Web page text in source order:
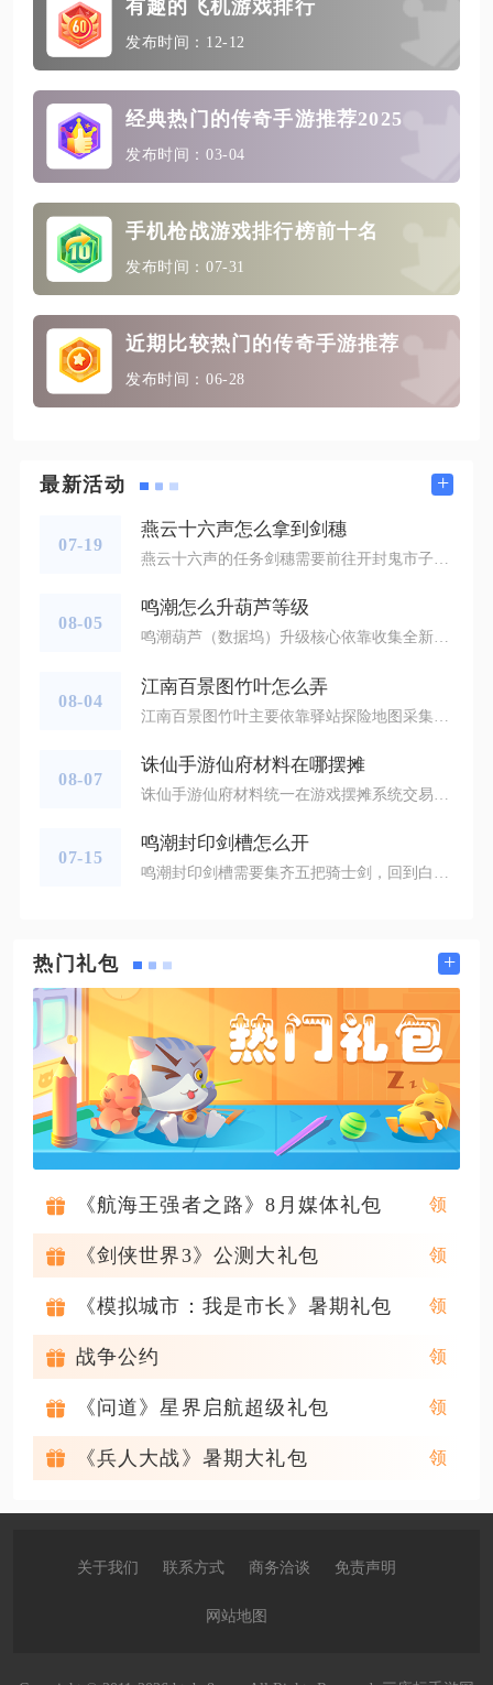
有趣的飞机游戏排行
发布时间：12-12
经典热门的传奇手游推荐2025
发布时间：03-04
手机枪战游戏排行榜前十名
发布时间：07-31
近期比较热门的传奇手游推荐
发布时间：06-28
最新活动 +
07-19
燕云十六声怎么拿到剑穗
燕云十六声的任务剑穗需要前往开封鬼市子，完成万事知支线任务后从NPC万俟安山手中获取，褪色的剑穗可以直接前往清河竹隐居小屋拾取。两种剑穗归属不同剧情线路，不少侠客容易将二者混淆，按照目标道具选择对应的路线推进，就能顺利拿到道具。想要获取任务所需剑穗，先传送至开封鬼市子区域，找到鬼衣楼内的银婆婆对话，选中询问婆婆心事的对话选项，触发对应的万事知任务。任务推进途中需要剡藤纸，缺少道具可以前往开封王家木器什物铺购买，拿到纸张后找到年年完成画像绘制，随后找到小妖完成乔装，只有变装成年
08-05
鸣潮怎么升葫芦等级
鸣潮葫芦（数据坞）升级核心依靠收集全新声骸图鉴、解锁单类声骸全品质、数据融合、完成索拉指南阶段任务、击杀红名精英怪五种途径，所有操作围绕数据坞界面声骸图鉴展开，积累图鉴经验即可提升葫芦等级，等级提升同步解锁更高品质声骸掉落、吸收概率、COST上限等核心加成，是解锁高品质装备的前置条件。想要稳定获取葫芦升级经验，优先完成声骸图鉴全收录与品质解锁，每一类声骸首次捕获绿色、蓝色、紫色、金色品质都会单独发放图鉴经验，首次直接捕获金色声骸会一次性补齐该声骸全部低品质经验，收益远高于分次
08-04
江南百景图竹叶怎么弄
08-07
诛仙手游仙府材料在哪摆摊
07-15
鸣潮封印剑槽怎么开
热门礼包 +
《航海王强者之路》8月媒体礼包
《剑侠世界3》公测大礼包
《模拟城市：我是市长》暑期礼包
战争公约
《问道》星界启航超级礼包
《兵人大战》暑期大礼包
关于我们 联系方式 商务洽谈 免责声明
网站地图